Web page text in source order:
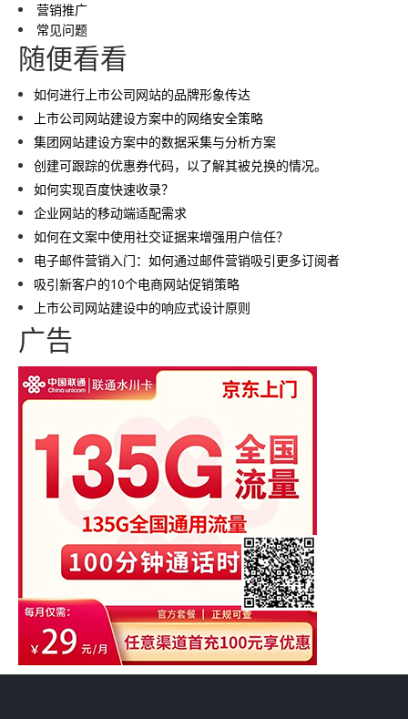
营销推广
常见问题
随便看看
如何进行上市公司网站的品牌形象传达
上市公司网站建设方案中的网络安全策略
集团网站建设方案中的数据采集与分析方案
创建可跟踪的优惠券代码，以了解其被兑换的情况。
如何实现百度快速收录？
企业网站的移动端适配需求
如何在文案中使用社交证据来增强用户信任？
电子邮件营销入门：如何通过邮件营销吸引更多订阅者
吸引新客户的10个电商网站促销策略
上市公司网站建设中的响应式设计原则
广告